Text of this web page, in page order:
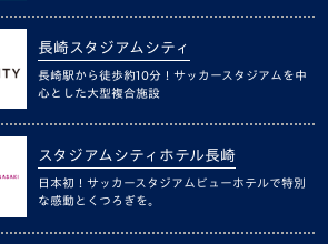
長崎スタジアムシティ
長崎駅から徒歩約10分！サッカースタジアムを中
心とした大型複合施設
スタジアムシティホテル長崎
日本初！サッカースタジアムビューホテルで特別
な感動とくつろぎを。